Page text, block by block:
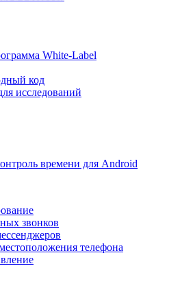
White-Label
код
исследований
времени для Android
звонков
телефона